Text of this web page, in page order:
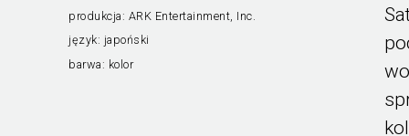
produkcja: ARK Entertainment, Inc.
język: japoński
barwa: kolor